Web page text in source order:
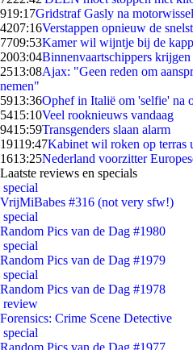
919:17Gridstraf Gasly na motorwissel
4207:16Verstappen opnieuw de
7709:53Kamer wil wijntje bij de
2003:04Binnenvaartschippers
2513:08Ajax: "Geen reden om
nemen"
5913:36Ophef in Italië om 'selfie' na
5415:10Veel rooknieuws vandaag
9415:59Transgenders slaan alarm
19119:47Kabinet wil roken op terras
1613:25Nederland voorzitter
Laatste reviews en specials
special
VrijMiBabes #316 (not very sfw!)
special
Random Pics van de Dag #1980
special
Random Pics van de Dag #1979
special
Random Pics van de Dag #1978
review
Forensics: Crime Scene Detective
special
Random Pics van de Dag #1977